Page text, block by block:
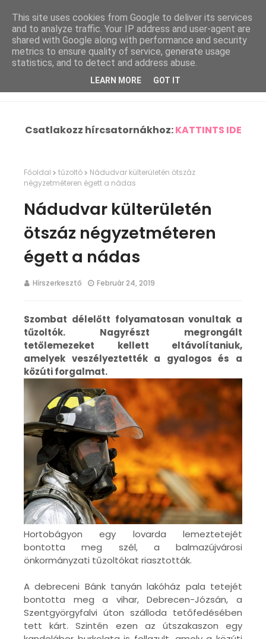
Csatlakozz hírcsatornákhoz:KATTINTS IDE
Főoldal tűzoltó
Nádudvar külterületén ötszáz
négyzetméteren égett a nádas
Nádudvar külterületén
ötszáz négyzetméteren
égett a nádas
Hírszerkesztő Február 24, 2019
Szombat délelőtt folyamatosan vonultak a
tűzoltók. Nagyrészt megrongált
tetőlemezeket kellett eltávolítaniuk,
amelyek veszélyeztették a gyalogos és a
közúti forgalmat.
Hortobágyon egy lovarda lemeztetejét
bontotta meg szél, a balmazújvárosi
önkormányzati tűzoltókat riasztották.
A debreceni Bánk tanyán lakóház pala tetejét
bontotta meg a vihar, Debrecen-Józsán, a
Szentgyörgyfalvi úton szálloda tetőfedésében
tett kárt. Szintén ezen az útszakaszon egy
This site uses cookies from Google to deliver its services
and to analyze traffic. Your IP address and user-agent are
shared with Google along with performance and security
metrics to ensure quality of service, generate usage
statistics, and to detect and address abuse.
LEARN MORE GOT IT